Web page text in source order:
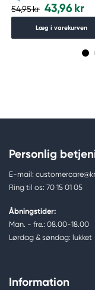
54,95 kr 43,96 kr
Læg i varekurven
Personlig
E-mail:
Ring til os: 70 15 01 05
Åbningstider:
Man. - fre.: 08.00-18.00
Lørdag & søndag: lukket
Information